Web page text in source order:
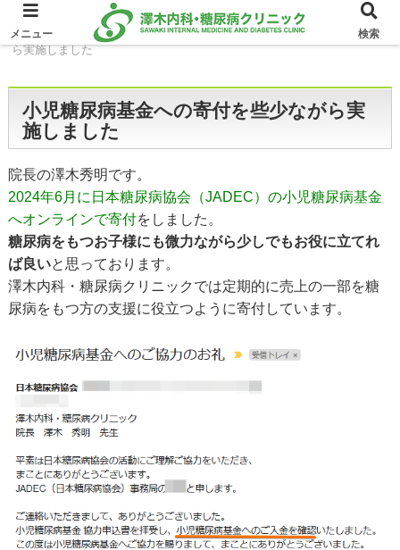
ホーム 業務日誌
小児糖尿病基金への寄付を些少なが
ら実施しました
小児糖尿病基金への寄付を些少ながら実
施しました
院長の澤木秀明です。
2024年6月に日本糖尿病協会（JADEC）の小児糖尿病基金
へオンラインで寄付をしました。
糖尿病をもつお子様にも微力ながら少しでもお役に立てれ
ば良いと思っております。
澤木内科・糖尿病クリニックでは定期的に売上の一部を糖
尿病をもつ方の支援に役立つように寄付しています。
メニュー 検索